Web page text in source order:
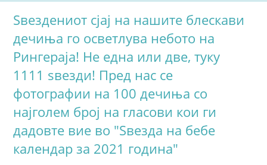
Ѕвездениот сјај на нашите блескави
дечиња го осветлува небото на
Рингераја! Не една или две, туку
1111 ѕвезди! Пред нас се
фотографии на 100 дечиња со
најголем број на гласови кои ги
дадовте вие во "Ѕвезда на бебе
календар за 2021 година"